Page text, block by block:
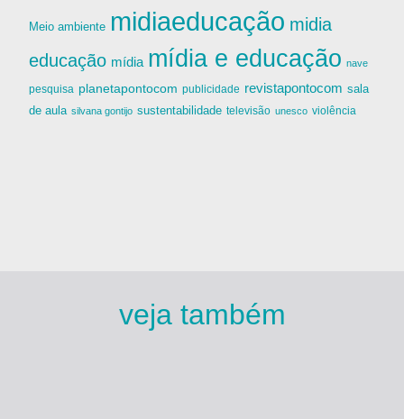
Meio ambiente midiaeducação midia
educação mídia mídia e educação nave
pesquisa planetapontocom publicidade revistapontocom sala
de aula silvana gontijo sustentabilidade televisão unesco violência
veja também